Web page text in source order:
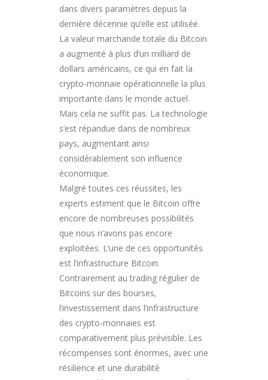
dans divers paramètres depuis la
dernière décennie qu’elle est utilisée.
La valeur marchande totale du Bitcoin
a augmenté à plus d’un milliard de
dollars américains, ce qui en fait la
crypto-monnaie opérationnelle la plus
importante dans le monde actuel.
Mais cela ne suffit pas. La technologie
s’est répandue dans de nombreux
pays, augmentant ainsi
considérablement son influence
économique.
Malgré toutes ces réussites, les
experts estiment que le Bitcoin offre
encore de nombreuses possibilités
que nous n’avons pas encore
exploitées. L’une de ces opportunités
est l’infrastructure Bitcoin.
Contrairement au trading régulier de
Bitcoins sur des bourses,
l’investissement dans l’infrastructure
des crypto-monnaies est
comparativement plus prévisible. Les
récompenses sont énormes, avec une
résilience et une durabilité